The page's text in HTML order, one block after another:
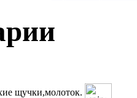
щучки,молоток.